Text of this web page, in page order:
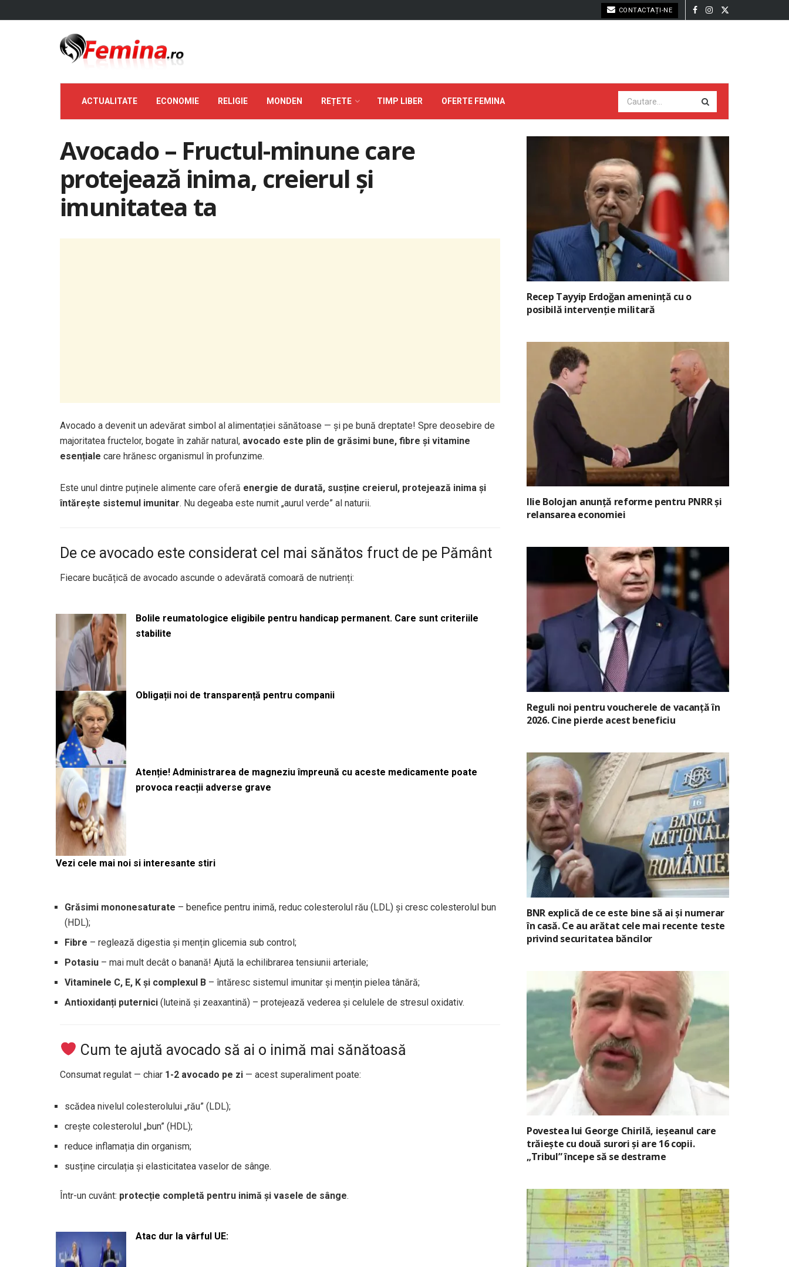
CONTACTAȚI-NE
ACTUALITATE ECONOMIE RELIGIE MONDEN REȚETE TIMP LIBER OFERTE FEMINA
Avocado – Fructul-minune care
protejează inima, creierul și
imunitatea ta
Avocado a devenit un adevărat simbol al alimentației sănătoase — și pe bună dreptate! Spre deosebire de
majoritatea fructelor, bogate în zahăr natural, avocado este plin de grăsimi bune, fibre și vitamine
esențiale care hrănesc organismul în profunzime.
Este unul dintre puținele alimente care oferă energie de durată, susține creierul, protejează inima și
întărește sistemul imunitar. Nu degeaba este numit „aurul verde” al naturii.
De ce avocado este considerat cel mai sănătos fruct de pe Pământ
Fiecare bucățică de avocado ascunde o adevărată comoară de nutrienți:
Bolile reumatologice eligibile pentru handicap permanent. Care sunt criteriile
stabilite
Obligații noi de transparență pentru companii
Atenție! Administrarea de magneziu împreună cu aceste medicamente poate
provoca reacții adverse grave
Vezi cele mai noi si interesante stiri
Grăsimi mononesaturate – benefice pentru inimă, reduc colesterolul rău (LDL) și cresc colesterolul bun
(HDL);
Fibre – reglează digestia și mențin glicemia sub control;
Potasiu – mai mult decât o banană! Ajută la echilibrarea tensiunii arteriale;
Vitaminele C, E, K și complexul B – întăresc sistemul imunitar și mențin pielea tânără;
Antioxidanți puternici (luteină și zeaxantină) – protejează vederea și celulele de stresul oxidativ.
Cum te ajută avocado să ai o inimă mai sănătoasă
Consumat regulat — chiar 1-2 avocado pe zi — acest superaliment poate:
scădea nivelul colesterolului „rău” (LDL);
crește colesterolul „bun” (HDL);
reduce inflamația din organism;
susține circulația și elasticitatea vaselor de sânge.
Într-un cuvânt: protecție completă pentru inimă și vasele de sânge.
Atac dur la vârful UE:
Recep Tayyip Erdoğan amenință cu o
posibilă intervenție militară
Ilie Bolojan anunță reforme pentru PNRR și
relansarea economiei
Reguli noi pentru voucherele de vacanță în
2026. Cine pierde acest beneficiu
BNR explică de ce este bine să ai și numerar
în casă. Ce au arătat cele mai recente teste
privind securitatea băncilor
Povestea lui George Chirilă, ieșeanul care
trăiește cu două surori și are 16 copii.
„Tribul” începe să se destrame